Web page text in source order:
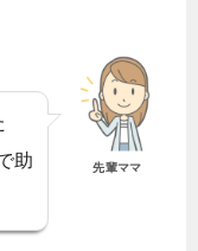
助
先輩ママ